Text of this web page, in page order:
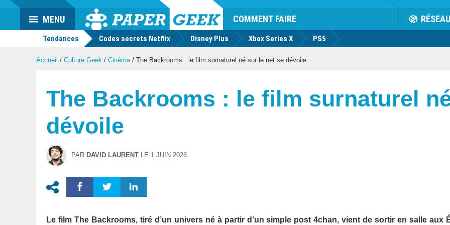
Actu
geek
COMMENT FAIRE RÉSEAU
MENU
Tendances Codes secrets Netflix Disney Plus Xbox Series X PS5
Accueil / Culture Geek / Cinéma / The Backrooms : le film surnaturel né sur le net se dévoile
The Backrooms : le film surnaturel
dévoile
PAR DAVID LAURENT LE 1 JUIN 2026
Le film The Backrooms, tiré d’un univers né à partir d’un simple post 4chan, vient de sortir en salle aux